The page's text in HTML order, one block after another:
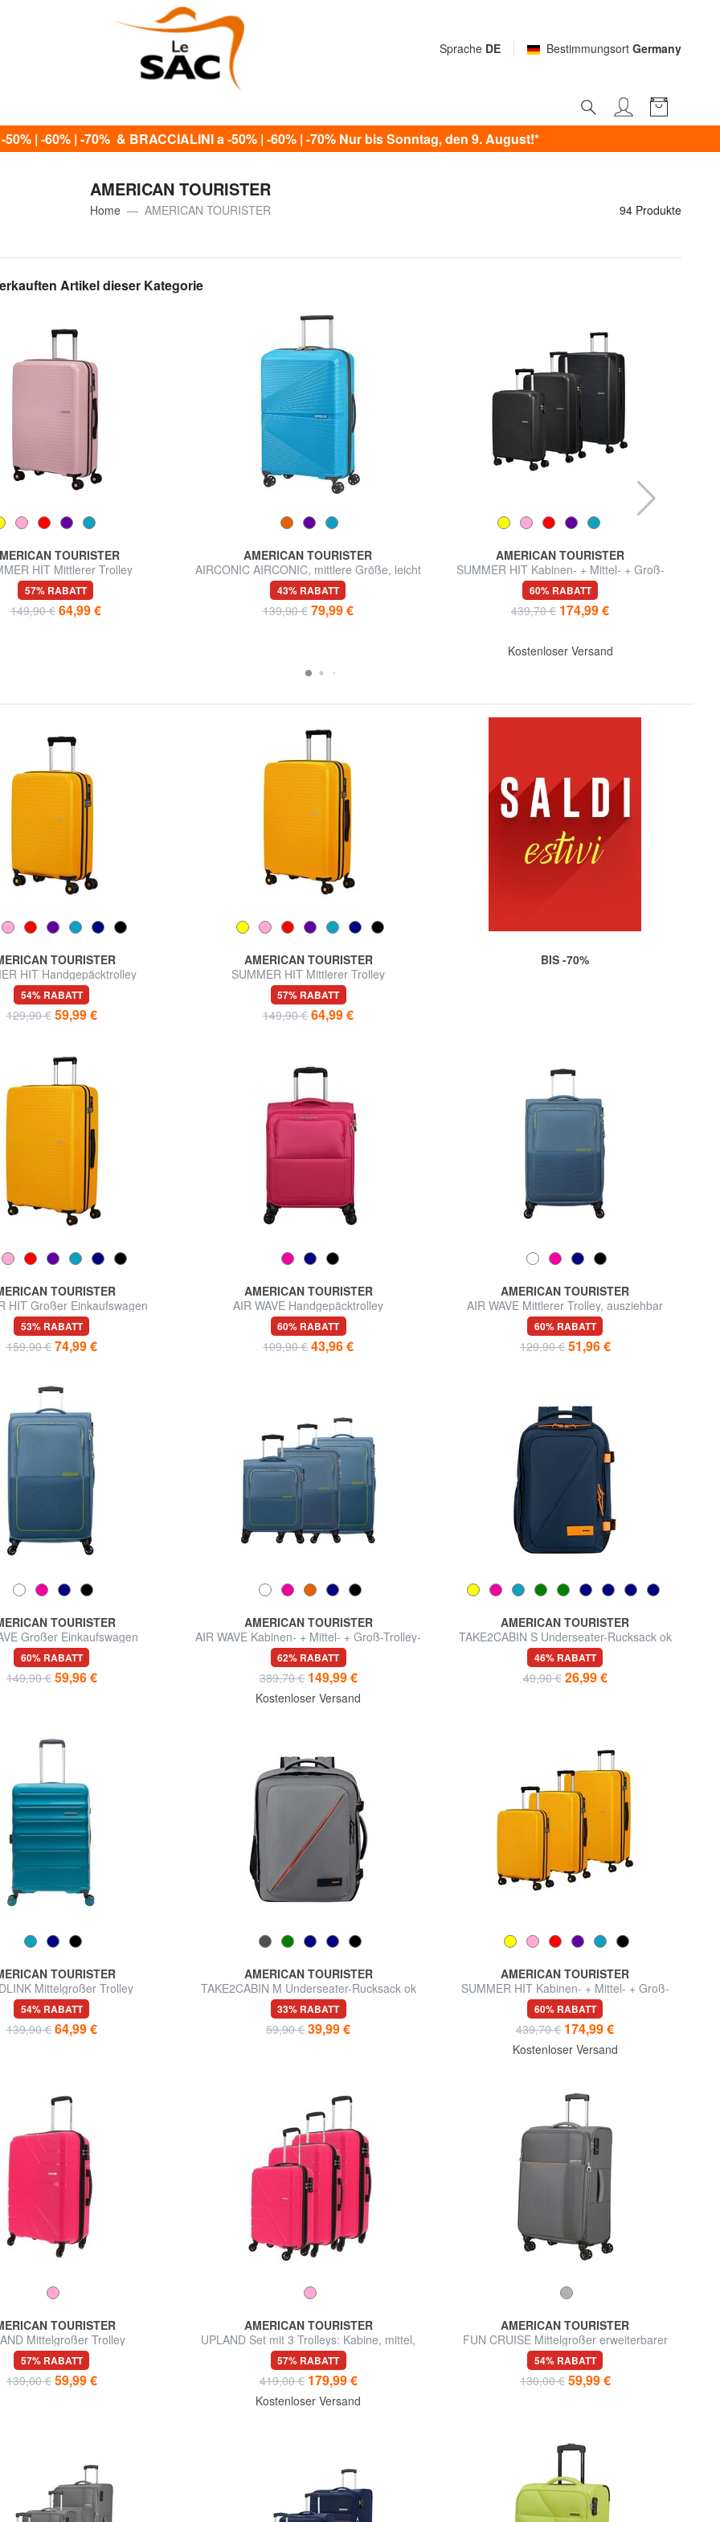
Sprache DE Bestimmungsort Germany
50% | -60% | -70% & BRACCIALINI a -50% | -60% | -70% Nur bis Sonntag, den 9. August!*
AMERICAN TOURISTER
Home AMERICAN TOURISTER 94 Produkte
Artikel dieser Kategorie
TOURISTER
HIT Mittlerer Trolley
57% RABATT
149,90 € 64,99 €
AMERICAN TOURISTER
AIRCONIC AIRCONIC, mittlere Größe, leicht
43% RABATT
139,90 € 79,99 €
AMERICAN TOURISTER
SUMMER HIT Kabinen- + Mittel- + Groß-
Trolley-Set
60% RABATT
439,70 € 174,99 €
Kostenloser Versand
TOURISTER
HIT Handgepäcktrolley
54% RABATT
129,90 € 59,99 €
AMERICAN TOURISTER
SUMMER HIT Mittlerer Trolley
57% RABATT
149,90 € 64,99 €
BIS -70%
TOURISTER
HIT Großer Einkaufswagen
53% RABATT
159,90 € 74,99 €
AMERICAN TOURISTER
AIR WAVE Handgepäcktrolley
60% RABATT
109,90 € 43,96 €
AMERICAN TOURISTER
AIR WAVE Mittlerer Trolley, ausziehbar
60% RABATT
129,90 € 51,96 €
TOURISTER
Großer Einkaufswagen
60% RABATT
149,90 € 59,96 €
AMERICAN TOURISTER
AIR WAVE Kabinen- + Mittel- + Groß-Trolley-
Set
62% RABATT
389,70 € 149,99 €
Kostenloser Versand
AMERICAN TOURISTER
TAKE2CABIN S Underseater-Rucksack ok
Ryanair
46% RABATT
49,90 € 26,99 €
TOURISTER
Mittelgroßer Trolley
54% RABATT
139,90 € 64,99 €
AMERICAN TOURISTER
TAKE2CABIN M Underseater-Rucksack ok
easyJet
33% RABATT
59,90 € 39,99 €
AMERICAN TOURISTER
SUMMER HIT Kabinen- + Mittel- + Groß-
Trolley-Set
60% RABATT
439,70 € 174,99 €
Kostenloser Versand
TOURISTER
Mittelgroßer Trolley
57% RABATT
139,00 € 59,99 €
AMERICAN TOURISTER
UPLAND Set mit 3 Trolleys: Kabine, mittel,
groß
57% RABATT
419,00 € 179,99 €
Kostenloser Versand
AMERICAN TOURISTER
FUN CRUISE Mittelgroßer erweiterbarer
Trolley
54% RABATT
130,00 € 59,99 €